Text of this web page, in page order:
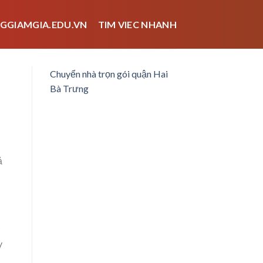
TIM VIEC NHANH
Chuyển nhà trọn gói quận Hai
Bà Trưng